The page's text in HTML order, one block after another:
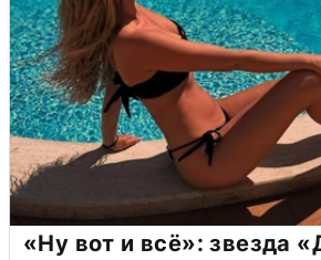
«Ну вот и всё»: звезда